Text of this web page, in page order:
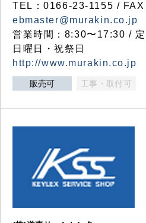
TEL：0166-23-1155 /
ebmaster@murakin.co.jp
営業時間：8:30〜17:30 / 定
日曜日・祝祭日
http://www.murakin.co.jp
販売可 工事・取付可